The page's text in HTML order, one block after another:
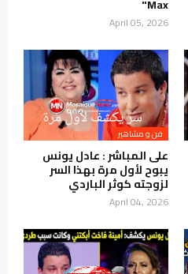
Max"
April 05, 2026
فن و مشاهير
على المباشر : عادل يونس
يبوح لأول مرة بهذا السر
لزوجته كوثر الباردي
April 04, 2026